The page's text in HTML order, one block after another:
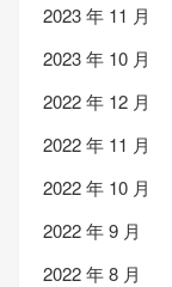
2023 年 11 月
2023 年 10 月
2022 年 12 月
2022 年 11 月
2022 年 10 月
2022 年 9 月
2022 年 8 月